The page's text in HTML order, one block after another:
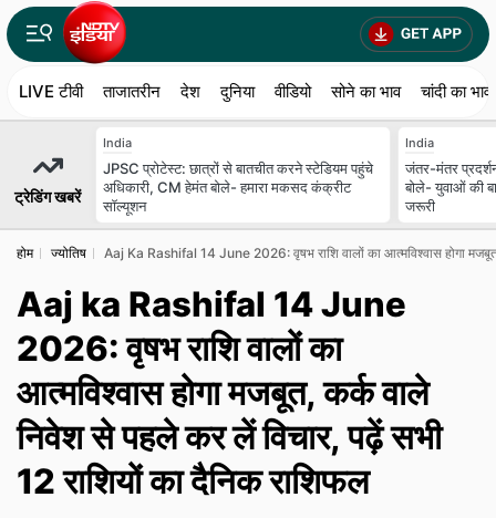
LIVE टीवी ताजातरीन देश दुनिया वीडियो सोने का भाव चांदी का भाव
ट्रेडिंग खबरें
India
JPSC प्रोटेस्ट: छात्रों से बातचीत करने स्टेडियम पहुंचे
अधिकारी, CM हेमंत बोले- हमारा मकसद कंक्रीट
सॉल्यूशन
India
जंतर-मंतर
बोले- युवाओं की
जरूरी
होम ज्योतिष Aaj Ka Rashifal 14 June 2026: वृषभ राशि वालों का आत्मविश्वास होगा
Aaj ka Rashifal 14 June
2026: वृषभ राशि वालों का
आत्मविश्वास होगा मजबूत, कर्क वाले
निवेश से पहले कर लें विचार, पढ़ें सभी
12 राशियों का दैनिक राशिफल